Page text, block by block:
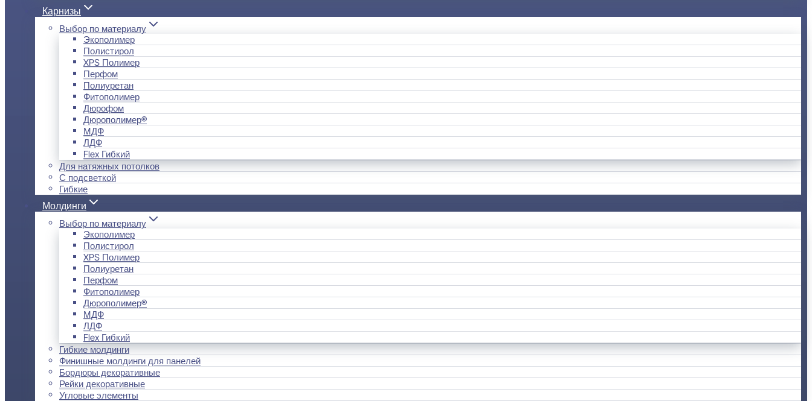
Карнизы
Выбор по материалу
Экополимер
Полистирол
XPS Полимер
Перфом
Полиуретан
Фитополимер
Дюрофом
Дюрополимер®
МДФ
ЛДФ
Flex Гибкий
Для натяжных потолков
С подсветкой
Гибкие
Молдинги
Выбор по материалу
Экополимер
Полистирол
XPS Полимер
Полиуретан
Перфом
Фитополимер
Дюрополимер®
МДФ
ЛДФ
Flex Гибкий
Гибкие молдинги
Финишные молдинги для панелей
Бордюры декоративные
Рейки декоративные
Угловые элементы